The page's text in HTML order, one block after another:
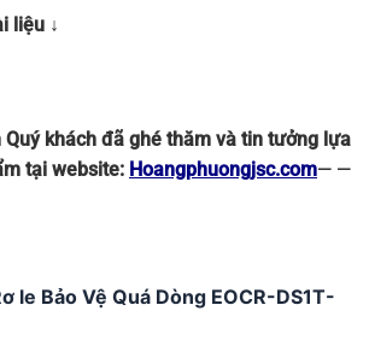
liệu ↓
Quý khách đã ghé thăm và tin tưởng lựa
tại website: Hoangphuongjsc.com— —
le Bảo Vệ Quá Dòng EOCR-DS1T-